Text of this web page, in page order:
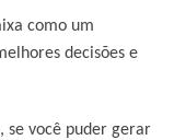
como um
decisões e
se você puder gerar